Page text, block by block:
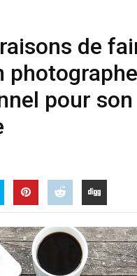
de
photographe
pour son